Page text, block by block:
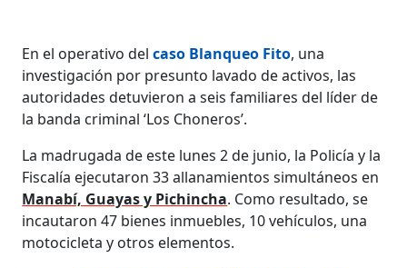
En el operativo del caso Blanqueo Fito, una
investigación por presunto lavado de activos, las
autoridades detuvieron a seis familiares del líder de
la banda criminal ‘Los Choneros’.
La madrugada de este lunes 2 de junio, la Policía y la
Fiscalía ejecutaron 33 allanamientos simultáneos en
Manabí, Guayas y Pichincha. Como resultado, se
incautaron 47 bienes inmuebles, 10 vehículos, una
motocicleta y otros elementos.